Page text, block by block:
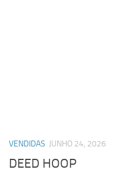
VENDIDAS JUNHO 24, 2026
DEED HOOP